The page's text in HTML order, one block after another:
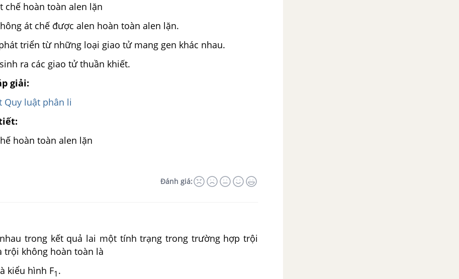
chế hoàn toàn alen lặn
át chế được alen hoàn toàn alen lặn.
triển từ những loại giao tử mang gen khác nhau.
ra các giao tử thuần khiết.
giải:
Quy luật phân li
hoàn toàn alen lặn
Đánh giá:
trong kết quả lai một tính trạng trong trường hợp trội
trội không hoàn toàn là
kiểu hình F1 .